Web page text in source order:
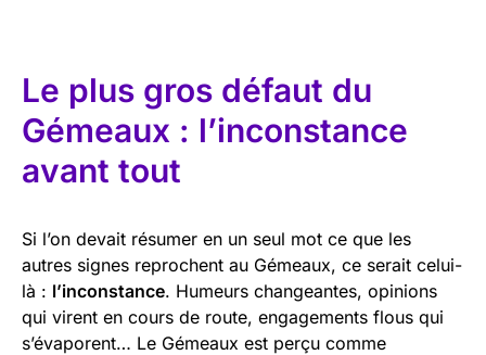
Le plus gros défaut du
Gémeaux : l’inconstance
avant tout
Si l’on devait résumer en un seul mot ce que les
autres signes reprochent au Gémeaux, ce serait celui-
là : l’inconstance. Humeurs changeantes, opinions
qui virent en cours de route, engagements flous qui
s’évaporent… Le Gémeaux est perçu comme